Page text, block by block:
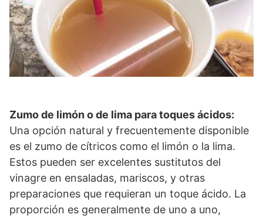
Zumo de limón o de lima para toques ácidos:
Una opción natural y frecuentemente disponible
es el zumo de cítricos como el limón o la lima.
Estos pueden ser excelentes sustitutos del
vinagre en ensaladas, mariscos, y otras
preparaciones que requieran un toque ácido. La
proporción es generalmente de uno a uno,